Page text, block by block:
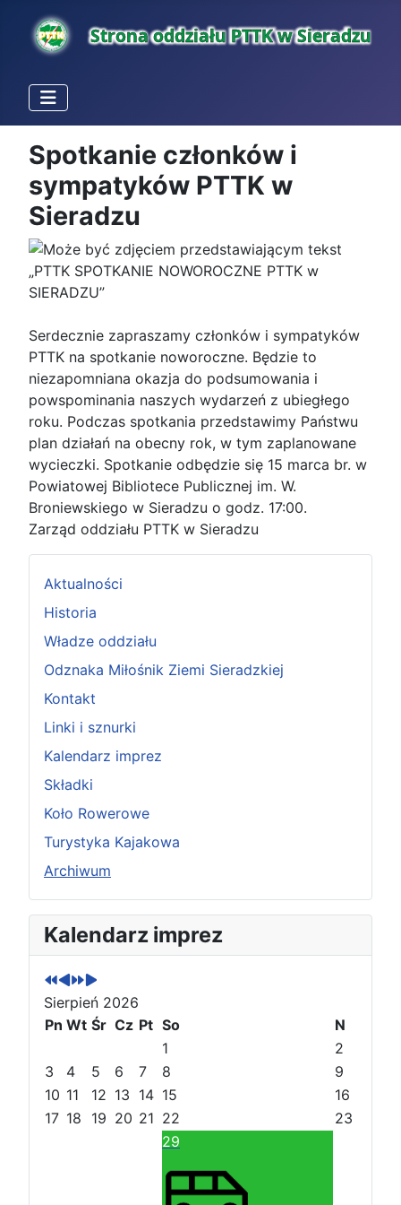
Aktualności
Historia
Władze oddziału
Odznaka Miłośnik Ziemi Sieradzkiej
Kontakt
Linki i sznurki
Kalendarz imprez
Składki
Koło Rowerowe
Turystyka Kajakowa
Archiwum
Kalendarz imprez
P
o
p
r
z
e
n
i
r
P
o
p
r
z
e
i
m
N
a
s
t
ę
p
y
r
o
N
a
s
t
ę
p
y
m
Sierpień 2026
Pn Wt Śr Cz Pt So
N
1
2
3
4 5 6 7 8
9
10 11 12 13 14 15
16
17 18 19 20 21 22
23
29
Spotkanie członków i
sympatyków PTTK w
Sieradzu
Serdecznie zapraszamy członków i sympatyków
PTTK na spotkanie noworoczne. Będzie to
niezapomniana okazja do podsumowania i
powspominania naszych wydarzeń z ubiegłego
roku. Podczas spotkania przedstawimy Państwu
plan działań na obecny rok, w tym zaplanowane
wycieczki. Spotkanie odbędzie się 15 marca br. w
Powiatowej Bibliotece Publicznej im. W.
Broniewskiego w Sieradzu o godz. 17:00.
Zarząd oddziału PTTK w Sieradzu